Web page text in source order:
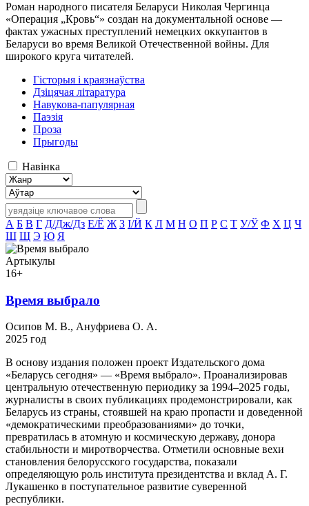
Роман народного писателя Беларуси Николая Чергинца
«Операция „Кровь“» создан на документальной основе —
фактах ужасных преступлений немецких оккупантов в
Беларуси во время Великой Отечественной войны. Для
широкого круга читателей.
Гісторыя і краязнаўства
Дзіцячая літаратура
Навукова-папулярная
Паэзія
Проза
Прыгоды
Навінка
А Б В Г Д/Дж/Дз Е/Ё Ж З І/Й К Л М Н О П Р С Т У/Ў Ф Х Ц Ч
Ш Щ Э Ю Я
Артыкулы
16+
Время выбрало
Осипов М. В., Ануфриева О. А.
2025 год
В основу издания положен проект Издательского дома
«Беларусь сегодня» — «Время выбрало». Проанализировав
центральную отечественную периодику за 1994–2025 годы,
журналисты в своих публикациях продемонстрировали, как
Беларусь из страны, стоявшей на краю пропасти и доведенной
«демократическими преобразованиями» до точки,
превратилась в атомную и космическую державу, донора
стабильности и миротворчества. Отметили основные вехи
становления белорусского государства, показали
определяющую роль института президентства и вклад А. Г.
Лукашенко в поступательное развитие суверенной
республики.